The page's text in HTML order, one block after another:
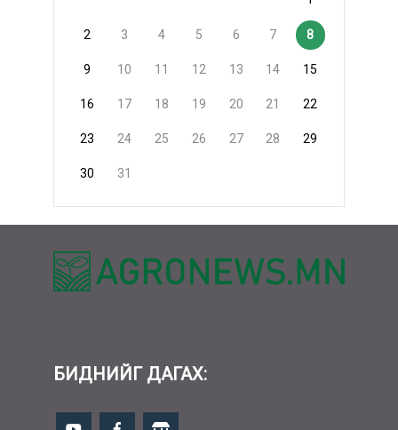
2 3 4 5 6 7 8
9 10 11 12 13 14 15
16 17 18 19 20 21 22
23 24 25 26 27 28 29
30 31
БИДНИЙГ ДАГАХ: